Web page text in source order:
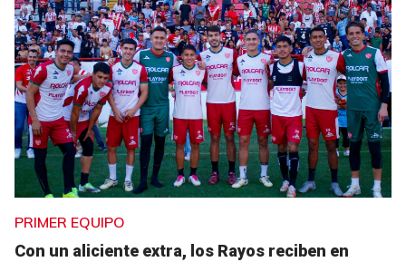
PRIMER EQUIPO
Con un aliciente extra, los Rayos reciben en